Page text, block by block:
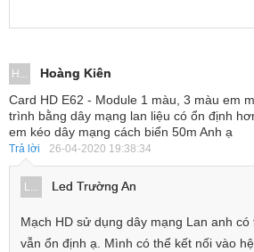
H...
Hoàng Kiên
Card HD E62 - Module 1 màu, 3 màu em
trình bằng dây mạng lan liệu có ổn định
em kéo dây mạng cách biển 50m Anh ạ
Trả lời 26-04-2020 19:38:34
L... Led Trường An
Mạch HD sử dụng dây mạng Lan anh
vẫn ổn định ạ. Mình có thể kết nối vào